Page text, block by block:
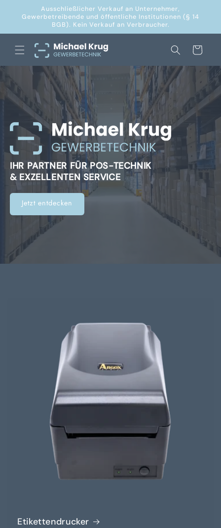
Inhalt
Ausschließlicher Verkauf an Unternehmer,
Gewerbetreibende und öffentliche Institutionen (§ 14
BGB). Kein Verkauf an Verbraucher.
Warenkorb
IHR PARTNER FÜR POS-TECHNIK
& EXZELLENTEN SERVICE
Jetzt entdecken
Etikettendrucker